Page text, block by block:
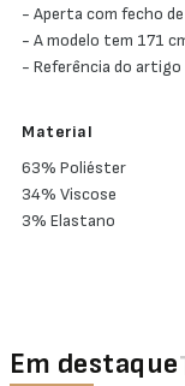
- Aperta com fecho
- A modelo tem 171
- Referência do artigo
Material
63% Poliéster
34% Viscose
3% Elastano
Em destaque